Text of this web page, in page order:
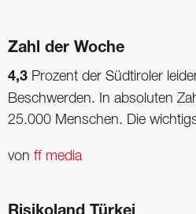
Zahl der Woche
4,3 Prozent der Südtiroler
Beschwerden. In absoluten
25.000 Menschen. Die
von ff media